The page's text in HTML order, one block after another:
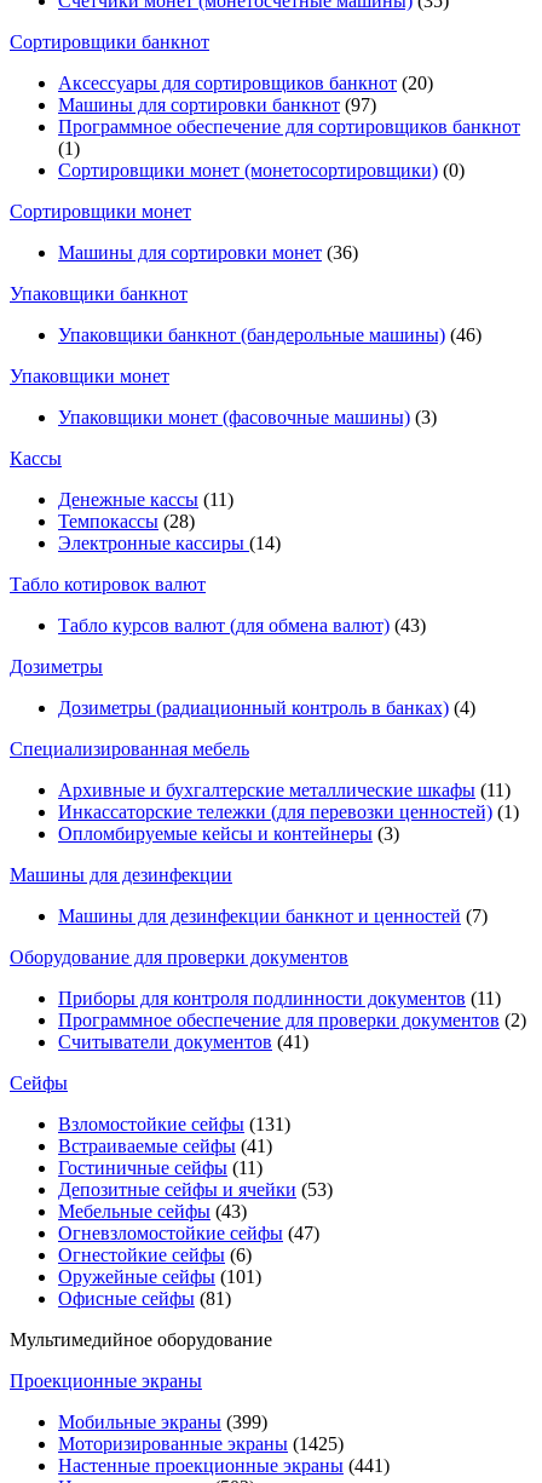
Cортировщики банкнот
Аксессуары для сортировщиков банкнот (20)
Машины для сортировки банкнот (97)
Программное обеспечение для сортировщиков банкнот
(1)
Сортировщики монет (монетосортировщики) (0)
Сортировщики монет
Машины для сортировки монет (36)
Упаковщики банкнот
Упаковщики банкнот (бандерольные машины) (46)
Упаковщики монет
Упаковщики монет (фасовочные машины) (3)
Кассы
Денежные кассы (11)
Темпокассы (28)
Электронные кассиры (14)
Табло котировок валют
Табло курсов валют (для обмена валют) (43)
Дозиметры
Дозиметры (радиационный контроль в банках) (4)
Специализированная мебель
Архивные и бухгалтерские металлические шкафы (11)
Инкассаторские тележки (для перевозки ценностей) (1)
Опломбируемые кейсы и контейнеры (3)
Машины для дезинфекции
Машины для дезинфекции банкнот и ценностей (7)
Оборудование для проверки документов
Приборы для контроля подлинности документов (11)
Программное обеспечение для проверки документов (2)
Считыватели документов (41)
Сейфы
Взломостойкие сейфы (131)
Встраиваемые сейфы (41)
Гостиничные сейфы (11)
Депозитные сейфы и ячейки (53)
Мебельные сейфы (43)
Огневзломостойкие сейфы (47)
Огнестойкие сейфы (6)
Оружейные сейфы (101)
Офисные сейфы (81)
Мультимедийное оборудование
Проекционные экраны
Мобильные экраны (399)
Моторизированные экраны (1425)
Настенные проекционные экраны (441)